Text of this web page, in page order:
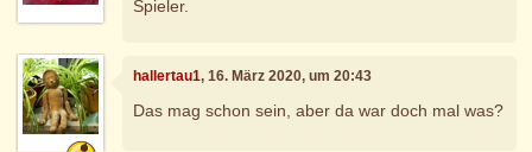
Spieler.
hallertau1, 16. März 2020, um 20:43
Das mag schon sein, aber da war doch mal was?